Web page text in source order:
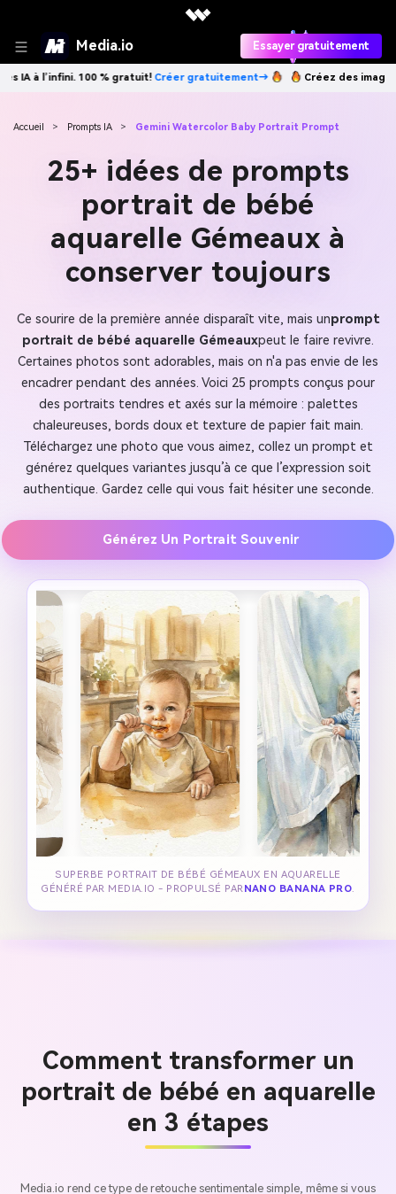
Media.io Essayer gratuitement
Créez des images IA à l’infini. 100 % gratuit!Créer
Accueil > Prompts IA > Gemini Watercolor Baby Portrait Prompt
25+ idées de prompts
portrait de bébé
aquarelle Gémeaux à
conserver toujours
Ce sourire de la première année disparaît vite, mais unprompt
portrait de bébé aquarelle Gémeauxpeut le faire revivre.
Certaines photos sont adorables, mais on n'a pas envie de les
encadrer pendant des années. Voici 25 prompts conçus pour
des portraits tendres et axés sur la mémoire : palettes
chaleureuses, bords doux et texture de papier fait main.
Téléchargez une photo que vous aimez, collez un prompt et
générez quelques variantes jusqu’à ce que l’expression soit
authentique. Gardez celle qui vous fait hésiter une seconde.
Générez Un Portrait Souvenir
SUPERBE PORTRAIT DE BÉBÉ GÉMEAUX EN AQUARELLE
GÉNÉRÉ PAR MEDIA.IO - PROPULSÉ PAR NANO BANANA PRO.
Comment transformer un
portrait de bébé en aquarelle
en 3 étapes
Media.io rend ce type de retouche sentimentale simple, même si vous